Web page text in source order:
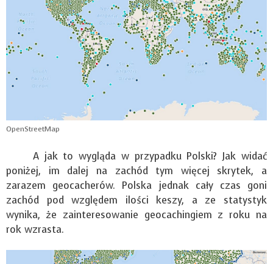
OpenStreetMap
A jak to wygląda w przypadku Polski? Jak widać
poniżej, im dalej na zachód tym więcej skrytek, a
zarazem geocacherów. Polska jednak cały czas goni
zachód pod względem ilości keszy, a ze statystyk
wynika, że zainteresowanie geocachingiem z roku na
rok wzrasta.